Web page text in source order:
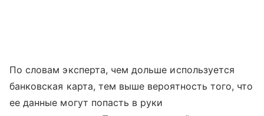
По словам эксперта, чем дольше используется
банковская карта, тем выше вероятность того, что
ее данные могут попасть в руки